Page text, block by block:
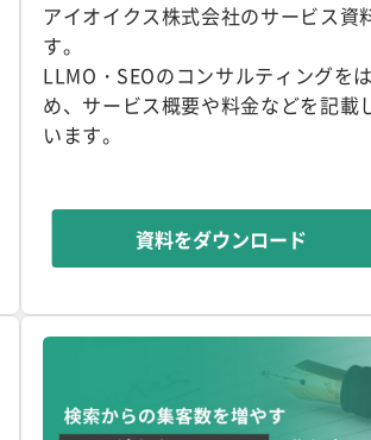
アイオイクス株式会社のサービス資
す。
LLMO・SEOのコンサルティングを
め、サービス概要や料金などを記載
います。
資料をダウンロード